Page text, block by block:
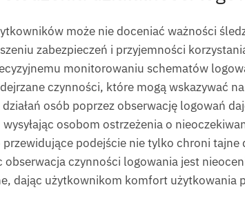
może nie doceniać ważności
zabezpieczeń i przyjemności
monitorowaniu schematów
czynności, które mogą wskazywać
osób poprzez obserwację logowań
osobom ostrzeżenia o
przewidujące podejście nie tylko chroni
obserwacja czynności logowania jest
dając użytkownikom komfort użytkowania